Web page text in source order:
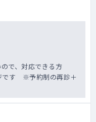
で、対応できる方
です ※予約制の再診＋